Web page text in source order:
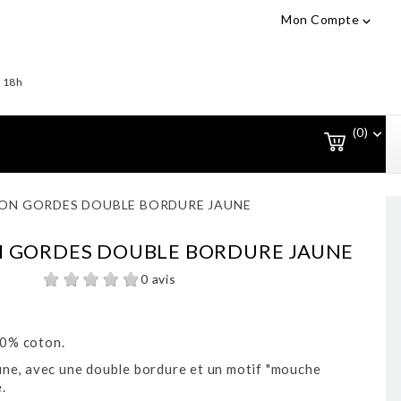
Mon Compte 
(0) 
GORDES DOUBLE BORDURE JAUNE
GORDES DOUBLE BORDURE JAUNE
0 avis
coton.
avec une double bordure et un motif "mouche